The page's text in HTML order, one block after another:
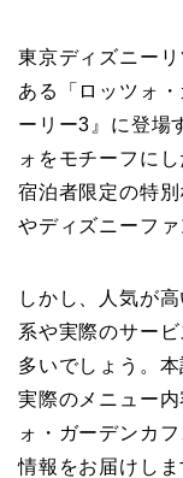
東京ディズニー
ある「ロッツォ
ーリー3』に登場
ォをモチーフに
宿泊者限定の特
やディズニーファ
しかし、人気が
系や実際のサー
多いでしょう。
実際のメニュー
ォ・ガーデンカ
情報をお届けしま